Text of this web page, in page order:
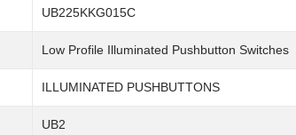
UB225KKG015C
Low Profile Illuminated Pushbutton Switches
ILLUMINATED PUSHBUTTONS
UB2